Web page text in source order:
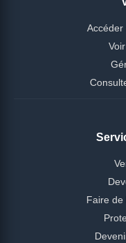
Accéder
Faire de